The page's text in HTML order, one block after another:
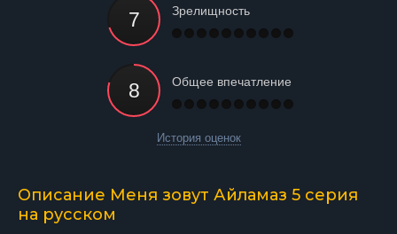
Зрелищность
Общее впечатление
История оценок
Описание Меня зовут Айламаз 5 серия
на русском